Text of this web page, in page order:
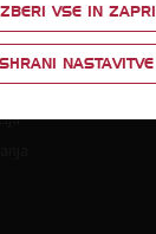
VSE IN ZAPRI
SHRANI NASTAVITVE